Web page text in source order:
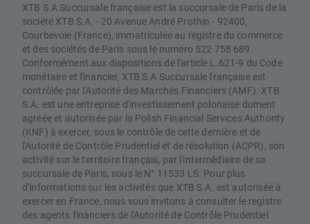
XTB S.A Succursale française est la succursale de Paris de la
société XTB S.A. - 20 Avenue André Prothin - 92400,
Courbevoie (France), immatriculée au registre du commerce
et des sociétés de Paris sous le numéro 522 758 689.
Conformément aux dispositions de l'article L.621-9 du Code
monétaire et financier, XTB S.A Succursale française est
contrôlée par l'Autorité des Marchés Financiers (AMF). XTB
S.A. est une entreprise d'investissement polonaise dument
agréée et autorisée par la Polish Financial Services Authority
(KNF) à exercer, sous le contrôle de cette dernière et de
l'Autorité de Contrôle Prudentiel et de résolution (ACPR), son
activité sur le territoire français, par l'intermédiaire de sa
succursale de Paris, sous le N° 11533 LS. Pour plus
d'informations sur les activités que XTB S.A. est autorisée à
exercer en France, nous vous invitons à consulter le registre
des agents financiers de l'Autorité de Contrôle Prudentiel